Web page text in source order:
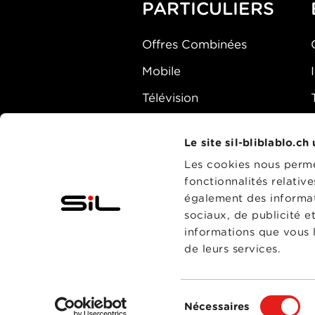
Le site sil-bliblablo.ch
Les cookies nous
fonctionnalités
également des
sociaux, de publicité
informations que
de leurs services.
Nécessaires
PARTICULIERS
Offres Combinées
Mobile
Télévision